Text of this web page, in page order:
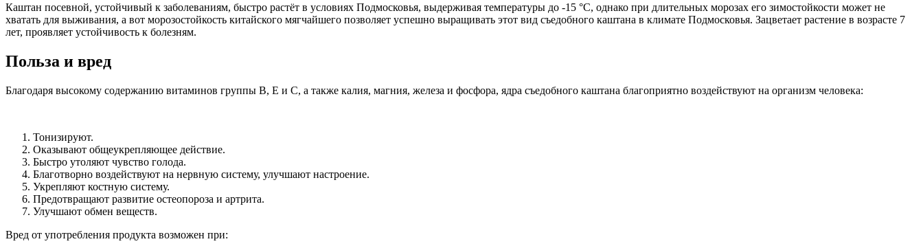
Каштан посевной, устойчивый к заболеваниям, быстро растёт в условиях Подмосковья, выдерживая температуры до -15 °С, однако при длительных морозах его зимостойкости может не
хватать для выживания, а вот морозостойкость китайского мягчайшего позволяет успешно выращивать этот вид съедобного каштана в климате Подмосковья. Зацветает растение в возрасте 7
лет, проявляет устойчивость к болезням.
Польза и вред
Благодаря высокому содержанию витаминов группы В, Е и С, а также калия, магния, железа и фосфора, ядра съедобного каштана благоприятно воздействуют на организм человека:
Тонизируют.
Оказывают общеукрепляющее действие.
Быстро утоляют чувство голода.
Благотворно воздействуют на нервную систему, улучшают настроение.
Укрепляют костную систему.
Предотвращают развитие остеопороза и артрита.
Улучшают обмен веществ.
Вред от употребления продукта возможен при: